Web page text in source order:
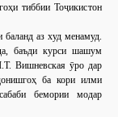
тиббии Тоҷикистон
баланд аз худ менамуд.
баъди курси шашум
Вишневская ӯро дар
ба кори илми
бемории модар